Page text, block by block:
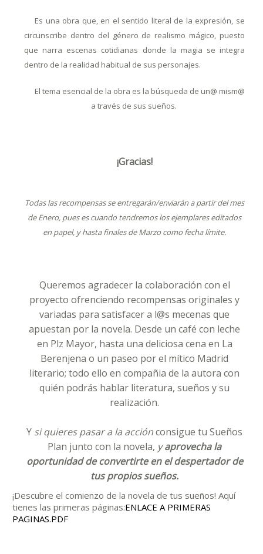
Es una obra que, en el sentido literal de la expresión, se
circunscribe dentro del género de realismo mágico, puesto
que narra escenas cotidianas donde la magia se integra
dentro de la realidad habitual de sus personajes.
El tema esencial de la obra es la búsqueda de un@ mism@
a través de sus sueños.
¡Gracias!
Todas las recompensas se entregarán/enviarán a partir del mes
de Enero, pues es cuando tendremos los ejemplares editados
en papel, y hasta finales de Marzo como fecha límite.
Queremos agradecer la colaboración con el
proyecto ofrenciendo recompensas originales y
variadas para satisfacer a l@s mecenas que
apuestan por la novela. Desde un café con leche
en Plz Mayor, hasta una deliciosa cena en La
Berenjena o un paseo por el mítico Madrid
literario; todo ello en compañia de la autora con
quién podrás hablar literatura, sueños y su
realización.
Y si quieres pasar a la acciónconsigue tu Sueños
Plan junto con la novela, yaprovecha la
oportunidad de convertirte en el despertador de
tus propios sueños.
¡Descubre el comienzo de la novela de tus sueños! Aquí
tienes las primeras páginas:ENLACE A PRIMERAS
PAGINAS.PDF